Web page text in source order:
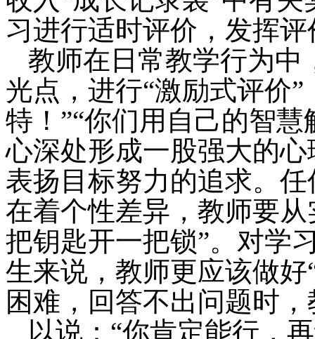
习进行适时评价，发挥
教师在日常教学行为中
光点，进行“激励式评价
特！”“你们用自己的智
心深处形成一股强大的
表扬目标努力的追求。
在着个性差异，教师要
把钥匙开一把锁”。对学
生来说，教师更应该做
困难，回答不出问题时
以说：“你肯定能行，